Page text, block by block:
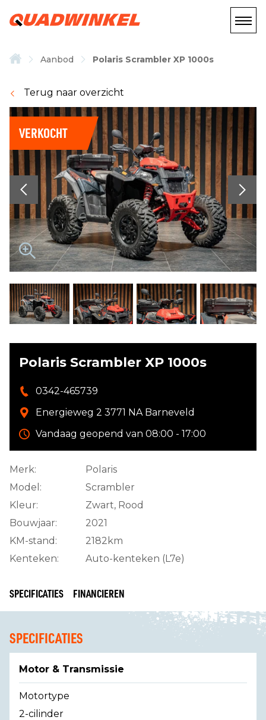
Aanbod Polaris Scrambler XP 1000s
Terug naar overzicht
VERKOCHT
Polaris Scrambler XP 1000s
0342-465739
Energieweg 2 3771 NA Barneveld
Vandaag geopend van 08:00 - 17:00
Merk:
Polaris
Model:
Scrambler
Kleur:
Zwart, Rood
Bouwjaar:
2021
KM-stand:
2182km
Kenteken:
Auto-kenteken (L7e)
SPECIFICATIES FINANCIEREN
SPECIFICATIES
Motor & Transmissie
Motortype
2-cilinder